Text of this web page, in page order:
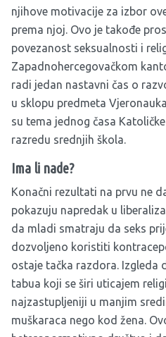
njihove motivacije za izbor
prema njoj. Ovo je takođe
povezanost seksualnosti i
Zapadnohercegovačkom
radi jedan nastavni čas o
u sklopu predmeta
su tema jednog časa
razredu srednjih škola.
Ima li nade?
Konačni rezultati na prvu ne
pokazuju napredak u
da mladi smatraju da seks
dozvoljeno koristiti
ostaje tačka razdora. Izgleda
tabua koji se širi uticajem
najzastupljeniji u manjim
muškaraca nego kod žena.